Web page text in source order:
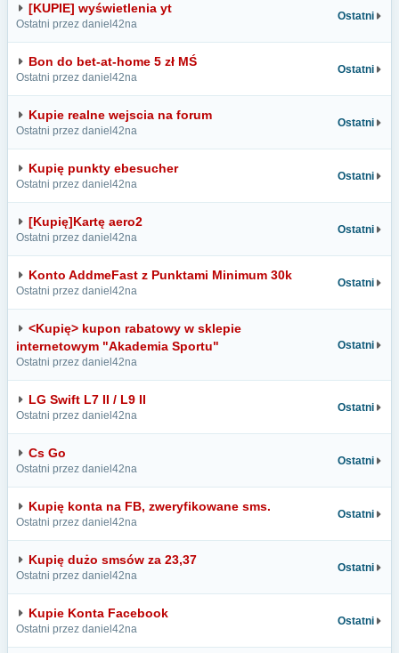
[KUPIE] wyświetlenia yt
Ostatni przez daniel42na
Ostatni
Bon do bet-at-home 5 zł MŚ
Ostatni przez daniel42na
Ostatni
Kupie realne wejscia na forum
Ostatni przez daniel42na
Ostatni
Kupię punkty ebesucher
Ostatni przez daniel42na
Ostatni
[Kupię]Kartę aero2
Ostatni przez daniel42na
Ostatni
Konto AddmeFast z Punktami Minimum 30k
Ostatni przez daniel42na
Ostatni
<Kupię> kupon rabatowy w sklepie
internetowym "Akademia Sportu"
Ostatni przez daniel42na
Ostatni
LG Swift L7 II / L9 II
Ostatni przez daniel42na
Ostatni
Cs Go
Ostatni przez daniel42na
Ostatni
Kupię konta na FB, zweryfikowane sms.
Ostatni przez daniel42na
Ostatni
Kupię dużo smsów za 23,37
Ostatni przez daniel42na
Ostatni
Kupie Konta Facebook
Ostatni przez daniel42na
Ostatni